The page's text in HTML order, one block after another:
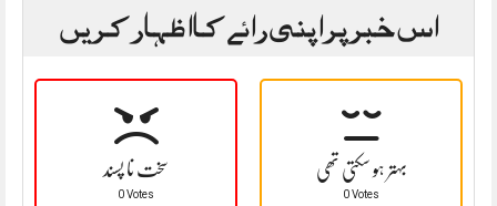
اس خبر پر اپنی رائے کا اظہار کریں
سخت نا پسند
0 Votes
بہتر ہو سکتی تھی
0 Votes